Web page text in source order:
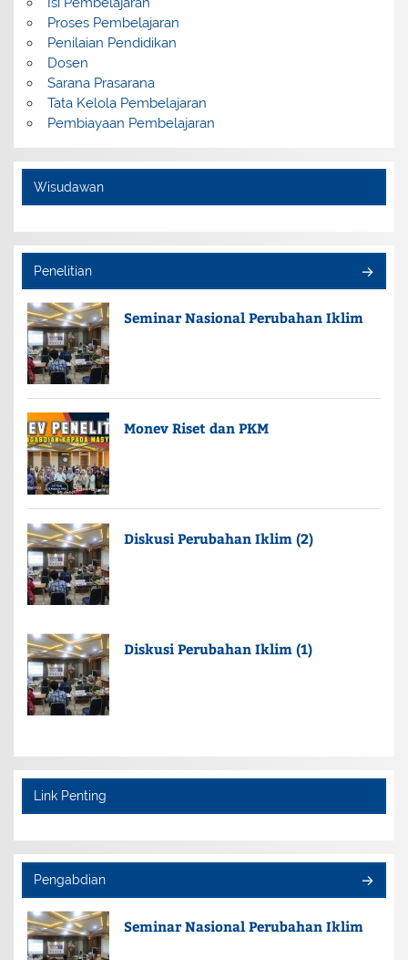
Proses Pembelajaran
Penilaian Pendidikan
Dosen
Sarana Prasarana
Tata Kelola Pembelajaran
Pembiayaan Pembelajaran
Wisudawan
Penelitian
Seminar Nasional Perubahan Iklim
Monev Riset dan PKM
Diskusi Perubahan Iklim (2)
Diskusi Perubahan Iklim (1)
Link Penting
Pengabdian
Seminar Nasional Perubahan Iklim